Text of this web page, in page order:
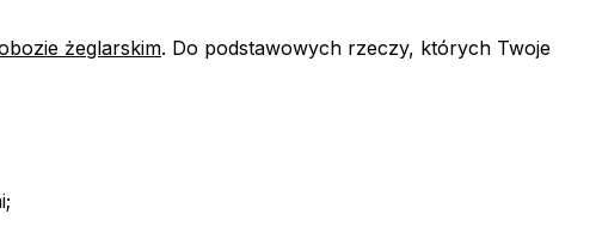
żeglarskim. Do podstawowych rzeczy, których Twoje